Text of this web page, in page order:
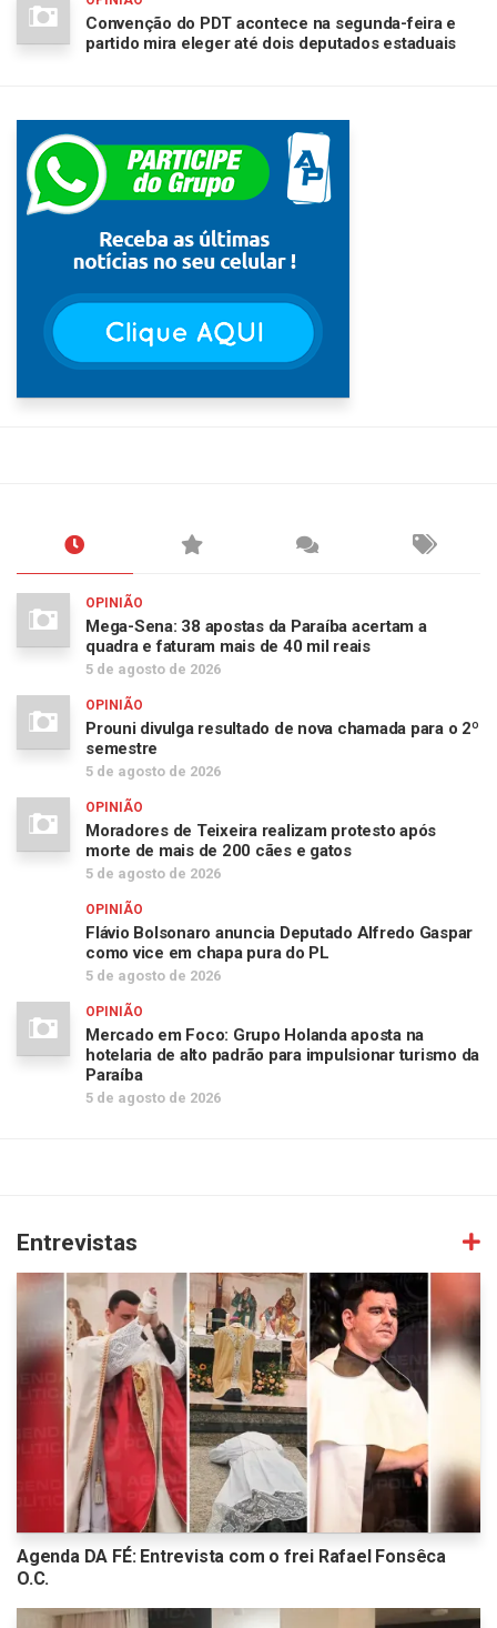
Convenção do PDT acontece na segunda-feira e
partido mira eleger até dois deputados estaduais
OPINIÃO
Mega-Sena: 38 apostas da Paraíba acertam a
quadra e faturam mais de 40 mil reais
5 de agosto de 2026
OPINIÃO
Prouni divulga resultado de nova chamada para o 2º
semestre
5 de agosto de 2026
OPINIÃO
Moradores de Teixeira realizam protesto após
morte de mais de 200 cães e gatos
5 de agosto de 2026
OPINIÃO
Flávio Bolsonaro anuncia Deputado Alfredo Gaspar
como vice em chapa pura do PL
5 de agosto de 2026
OPINIÃO
Mercado em Foco: Grupo Holanda aposta na
hotelaria de alto padrão para impulsionar turismo da
Paraíba
5 de agosto de 2026
Entrevistas
Agenda DA FÉ: Entrevista com o frei Rafael Fonsêca
O.C.